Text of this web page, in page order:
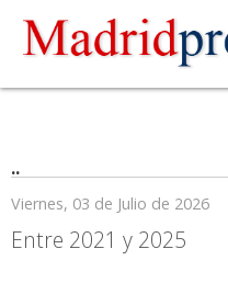
..
Viernes, 03 de Julio de 2026
Entre 2021 y 2025